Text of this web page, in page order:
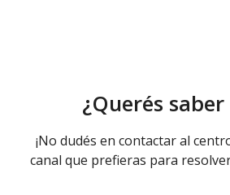
¿Querés saber
¡No dudés en contactar al
canal que prefieras para